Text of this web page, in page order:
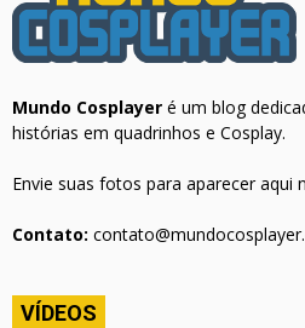
Mundo Cosplayer é um blog
histórias em quadrinhos e Cosplay.
Envie suas fotos para aparecer aqui
Contato:
VÍDEOS